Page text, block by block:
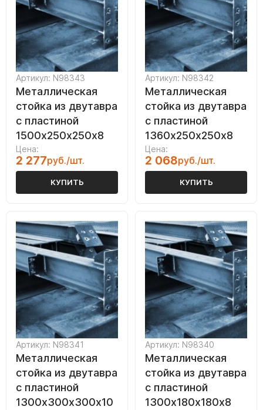
Артикул: N98343
Металлическая
стойка из двутавра
с пластиной
1500х250х250х8
Цена:
2 277руб./шт.
КУПИТЬ
Артикул: N98342
Металлическая
стойка из двутавра
с пластиной
1360х250х250х8
Цена:
2 068руб./шт.
КУПИТЬ
Артикул: N98341
Металлическая
стойка из двутавра
с пластиной
1300х300х300х10
Артикул: N98340
Металлическая
стойка из двутавра
с пластиной
1300х180х180х8